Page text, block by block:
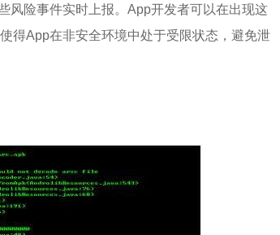
⻛险事件实时上报。App开发者可以在出现这
得App在⾮安全环境中处于受限状态，避免泄